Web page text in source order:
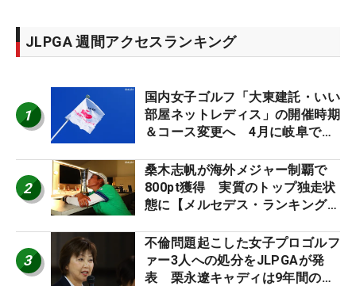
JLPGA 週間アクセスランキング
1
国内女子ゴルフ「大東建託・いい
部屋ネットレディス」の開催時期
＆コース変更へ 4月に岐阜で開
2
桑木志帆が海外メジャー制覇で
800pt獲得 実質のトップ独走状
態に【メルセデス・ランキング番
3
不倫問題起こした女子プロゴルフ
ァー3人への処分をJLPGAが発
表 栗永遼キャディは9年間の立